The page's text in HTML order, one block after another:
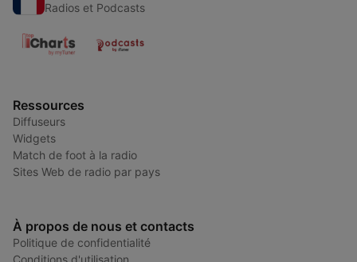
Radios et Podcasts
Ressources
Diffuseurs
Widgets
Match de foot à la radio
Sites Web de radio par pays
À propos de nous et contacts
Politique de confidentialité
Conditions d'utilisation